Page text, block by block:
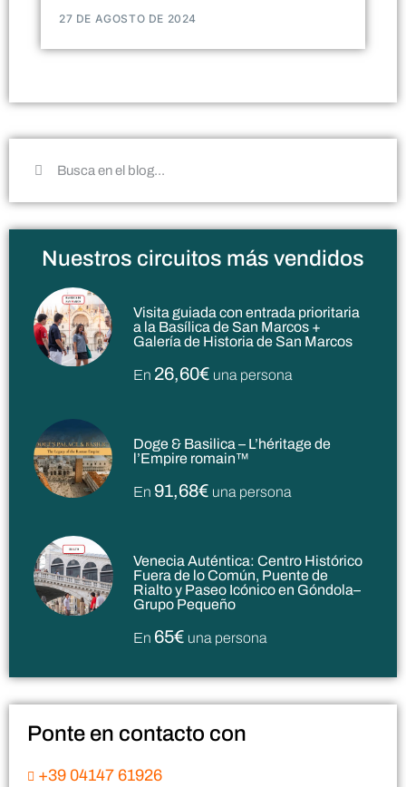
27 DE AGOSTO DE 2024
Nuestros circuitos más vendidos
Visita guiada con entrada prioritaria
a la Basílica de San Marcos +
Galería de Historia de San Marcos
En 26,60€ una persona
Doge & Basilica – L’héritage de
l’Empire romain™
En 91,68€ una persona
Venecia Auténtica: Centro Histórico
Fuera de lo Común, Puente de
Rialto y Paseo Icónico en Góndola–
Grupo Pequeño
En 65€ una persona
Ponte en contacto con
+39 04147 61926